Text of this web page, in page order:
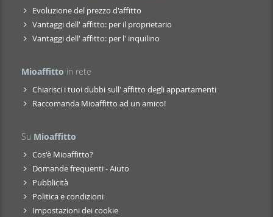
Evoluzione del prezzo d'affitto
Vantaggi dell' affitto: per il proprietario
Vantaggi dell' affitto: per l' inquilino
Mioaffitto in rete
Chiarisci i tuoi dubbi sull' affitto degli appartamenti
Raccomanda Mioaffitto ad un amico!
Su Mioaffitto
Cos'è Mioaffitto?
Domande frequenti - Aiuto
Pubblicità
Politica e condizioni
Impostazioni dei cookie